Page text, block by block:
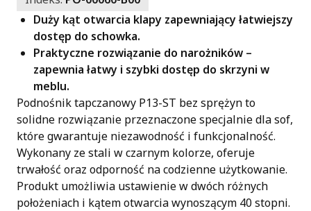
Duży kąt otwarcia klapy zapewniający łatwiejszy
dostęp do schowka.
Praktyczne rozwiązanie do narożników –
zapewnia łatwy i szybki dostęp do skrzyni w
meblu.
Podnośnik tapczanowy P13-ST bez sprężyn to
solidne rozwiązanie przeznaczone specjalnie dla sof,
które gwarantuje niezawodność i funkcjonalność.
Wykonany ze stali w czarnym kolorze, oferuje
trwałość oraz odporność na codzienne użytkowanie.
Produkt umożliwia ustawienie w dwóch różnych
położeniach i kątem otwarcia wynoszącym 40 stopni.